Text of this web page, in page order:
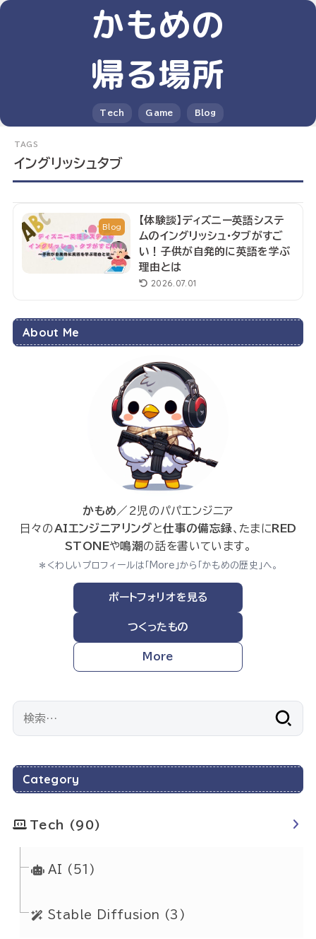
かもめの
帰る場所
Tech Game Blog
イングリッシュタブ
Blog
【体験談】ディズニー英語システ
ムのイングリッシュ・タブがすご
い！子供が自発的に英語を学ぶ
理由とは
2026.07.01
About Me
かもめ ／2児のパパエンジニア
日々のAIエンジニアリングと仕事の備忘録、たまに RED
STONEや鳴潮の話を書いています。
＊くわしいプロフィールは「More」から「かもめの歴史」へ。
ポートフォリオを見る
つくったもの
More
Category
Tech (90)
AI (51)
Stable Diffusion (3)